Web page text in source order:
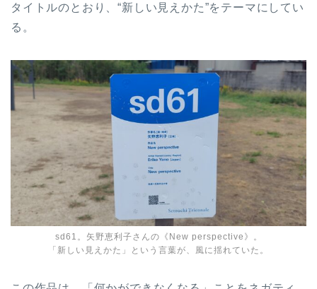
タイトルのとおり、“新しい見えかた”をテーマにしてい
る。
sd61。矢野恵利子さんの《New perspective》。
「新しい見えかた」という言葉が、風に揺れていた。